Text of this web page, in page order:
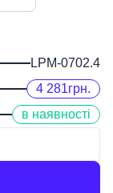
LPM-0702.4
4 281грн.
в наявності